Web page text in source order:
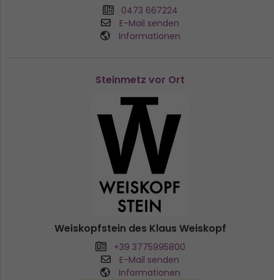
0473 667224
E-Mail senden
Informationen
Steinmetz vor Ort
Weiskopfstein des Klaus Weiskopf
+39 3775995800
E-Mail senden
Informationen